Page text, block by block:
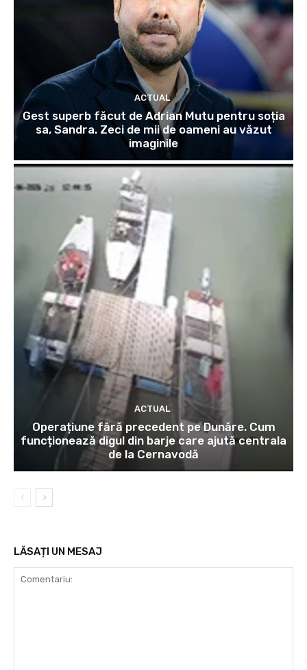
ACTUAL
Gest superb făcut de Adrian Mutu pentru soția
sa, Sandra. Zeci de mii de oameni au văzut
imaginile
ACTUAL
Operațiune fără precedent pe Dunăre. Cum
funcționează digul din barje care ajută centrala
de la Cernavodă
LĂSAȚI UN MESAJ